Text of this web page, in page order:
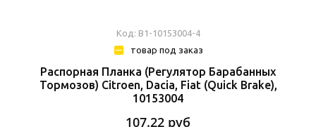
Код: В1-10153004-4
товар под заказ
Распорная Планка (Регулятор Барабанных
Тормозов) Citroen, Dacia, Fiat (Quick Brake),
10153004
107.22 руб